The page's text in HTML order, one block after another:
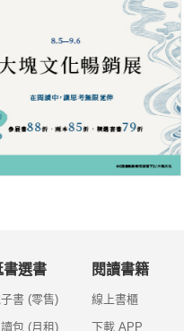
書選書
書 (零售)
讀包 (月租)
閱讀書籍
線上書櫃
下載 APP